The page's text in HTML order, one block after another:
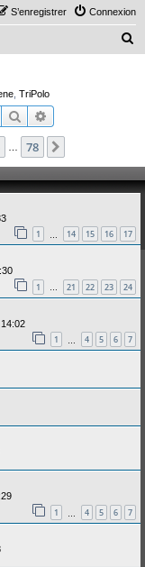
Connexion
S’enregistrer
c
h
TriPolo
Rechercher
78
1 14 15 16 17
1 … 21 22 23 24
1 4 5 6 7
1 4 5 6 7